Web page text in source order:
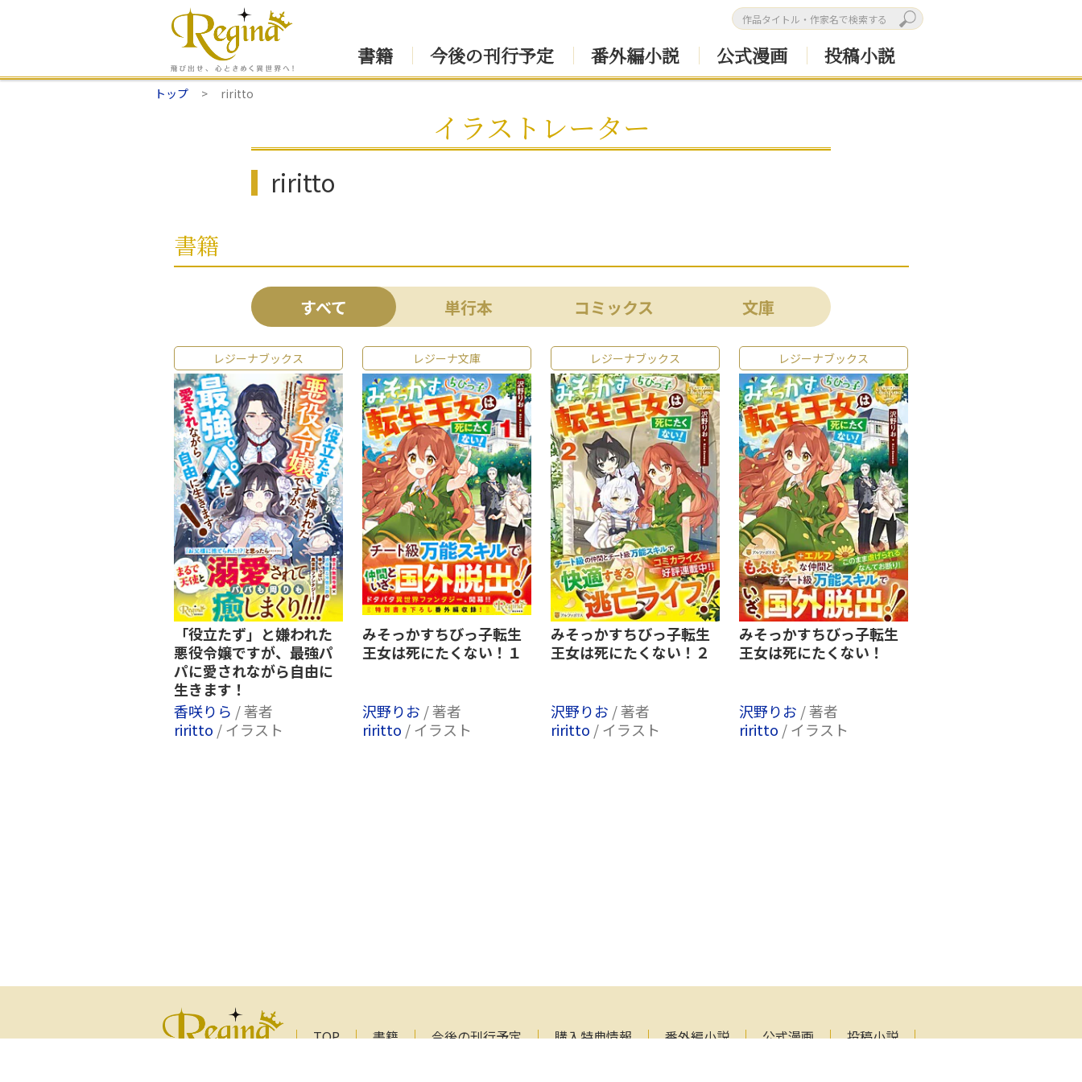
書籍 今後の刊行予定 番外編小説 公式漫画 投稿小説
トップ riritto
イラストレーター
riritto
書籍
すべて 単行本 コミックス 文庫
レジーナブックス
「役立たず」と嫌われた
悪役令嬢ですが、最強パ
パに愛されながら自由に
生きます！
香咲りら / 著者
riritto / イラスト
レジーナ文庫
みそっかすちびっ子転生
王女は死にたくない！１
沢野りお / 著者
riritto / イラスト
レジーナブックス
みそっかすちびっ子転生
王女は死にたくない！２
沢野りお / 著者
riritto / イラスト
レジーナブックス
みそっかすちびっ子転生
王女は死にたくない！
沢野りお / 著者
riritto / イラスト
TOP 書籍 今後の刊行予定 購入特典情報 番外編小説 公式漫画
投稿小説